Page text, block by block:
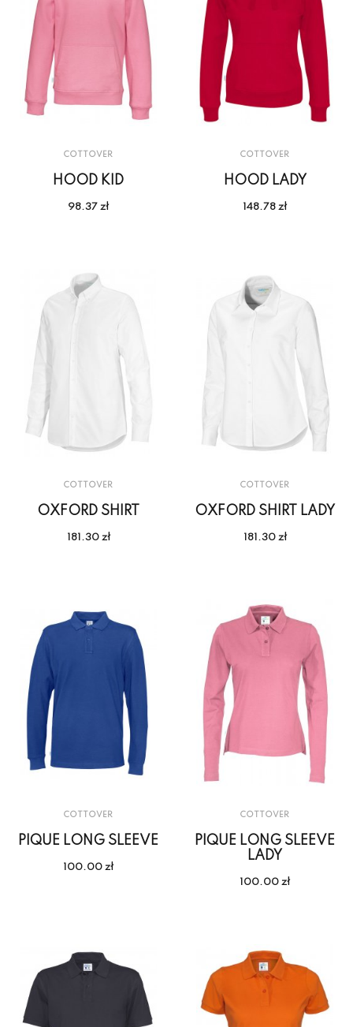
COTTOVER
HOOD KID
98.37 zł
COTTOVER
HOOD LADY
148.78 zł
COTTOVER
OXFORD SHIRT
181.30 zł
COTTOVER
OXFORD SHIRT LADY
181.30 zł
COTTOVER
PIQUE LONG SLEEVE
100.00 zł
COTTOVER
PIQUE LONG SLEEVE
LADY
100.00 zł